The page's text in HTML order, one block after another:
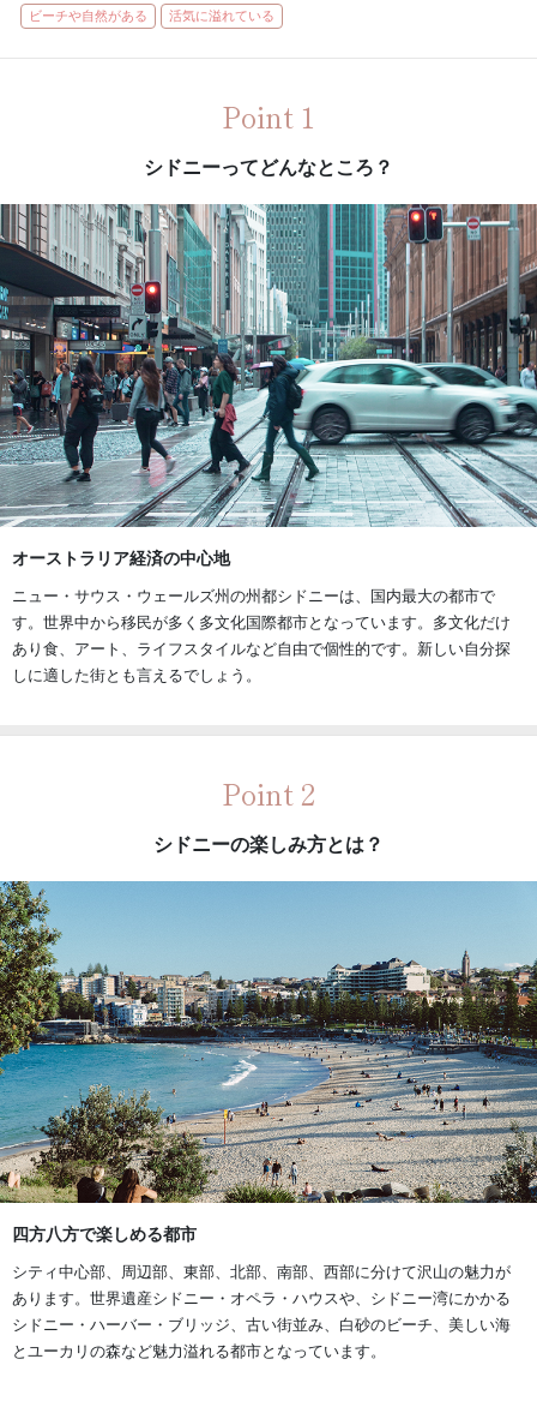
ビーチや自然がある 活気に溢れている
Point 1
シドニーってどんなところ？
オーストラリア経済の中心地
ニュー・サウス・ウェールズ州の州都シドニーは、国内最大の都市で
す。世界中から移民が多く多文化国際都市となっています。多文化だけ
あり食、アート、ライフスタイルなど自由で個性的です。新しい自分探
しに適した街とも言えるでしょう。
Point 2
シドニーの楽しみ方とは？
四方八方で楽しめる都市
シティ中心部、周辺部、東部、北部、南部、西部に分けて沢山の魅力が
あります。世界遺産シドニー・オペラ・ハウスや、シドニー湾にかかる
シドニー・ハーバー・ブリッジ、古い街並み、白砂のビーチ、美しい海
とユーカリの森など魅力溢れる都市となっています。